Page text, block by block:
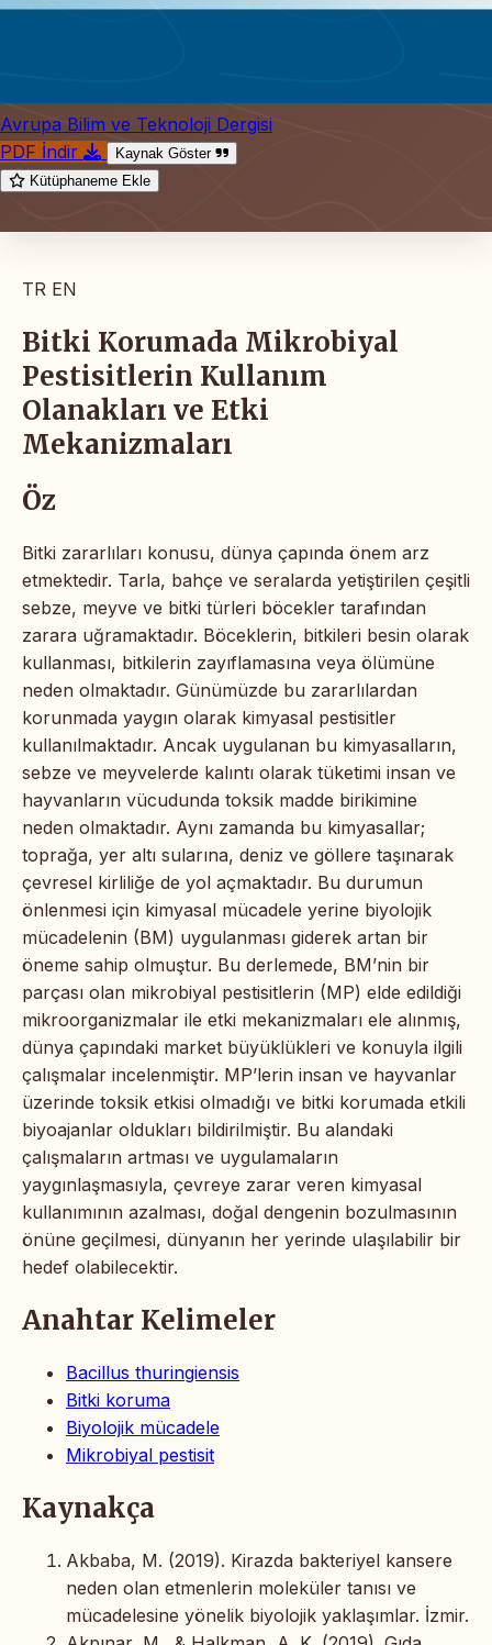
Avrupa Bilim ve Teknoloji Dergisi
PDF İndir
Kaynak Göster
Kütüphaneme Ekle
TR EN
Bitki Korumada Mikrobiyal
Pestisitlerin Kullanım
Olanakları ve Etki
Mekanizmaları
Öz
Bitki zararlıları konusu, dünya çapında önem arz
etmektedir. Tarla, bahçe ve seralarda yetiştirilen çeşitli
sebze, meyve ve bitki türleri böcekler tarafından
zarara uğramaktadır. Böceklerin, bitkileri besin olarak
kullanması, bitkilerin zayıflamasına veya ölümüne
neden olmaktadır. Günümüzde bu zararlılardan
korunmada yaygın olarak kimyasal pestisitler
kullanılmaktadır. Ancak uygulanan bu kimyasalların,
sebze ve meyvelerde kalıntı olarak tüketimi insan ve
hayvanların vücudunda toksik madde birikimine
neden olmaktadır. Aynı zamanda bu kimyasallar;
toprağa, yer altı sularına, deniz ve göllere taşınarak
çevresel kirliliğe de yol açmaktadır. Bu durumun
önlenmesi için kimyasal mücadele yerine biyolojik
mücadelenin (BM) uygulanması giderek artan bir
öneme sahip olmuştur. Bu derlemede, BM’nin bir
parçası olan mikrobiyal pestisitlerin (MP) elde edildiği
mikroorganizmalar ile etki mekanizmaları ele alınmış,
dünya çapındaki market büyüklükleri ve konuyla ilgili
çalışmalar incelenmiştir. MP’lerin insan ve hayvanlar
üzerinde toksik etkisi olmadığı ve bitki korumada etkili
biyoajanlar oldukları bildirilmiştir. Bu alandaki
çalışmaların artması ve uygulamaların
yaygınlaşmasıyla, çevreye zarar veren kimyasal
kullanımının azalması, doğal dengenin bozulmasının
önüne geçilmesi, dünyanın her yerinde ulaşılabilir bir
hedef olabilecektir.
Anahtar Kelimeler
Bacillus thuringiensis
Bitki koruma
Biyolojik mücadele
Mikrobiyal pestisit
Kaynakça
Akbaba, M. (2019). Kirazda bakteriyel kansere
neden olan etmenlerin moleküler tanısı ve
mücadelesine yönelik biyolojik yaklaşımlar. İzmir.